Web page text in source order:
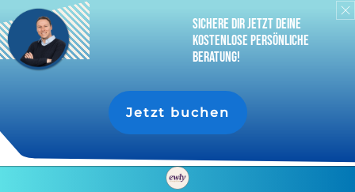
sichere dir jetzt deine
Kostenlose persönliche
Beratung!
Jetzt buchen